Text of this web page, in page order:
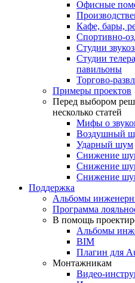
Офисные
Кафе, бары,
Спортивно-
Студии
Студии
павильоны
Торгово-
Примеры проектов
Перед выбором
несколько статей
Мифы о
Воздушный
Ударный шум
Снижение
Снижение
Снижение
Поддержка
Альбомы
Программа
В помощь
Альбомы
BIM
Плагин для
Монтажникам
Видео-